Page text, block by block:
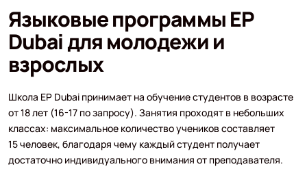
Языковые программы EP
Dubai для молодежи и
взрослых
Школа EP Dubai принимает на обучение студентов в возрасте
от 18 лет (16-17 по запросу). Занятия проходят в небольших
классах: максимальное количество учеников составляет
15 человек, благодаря чему каждый студент получает
достаточно индивидуального внимания от преподавателя.